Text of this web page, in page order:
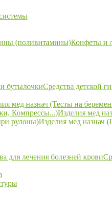
(поливитамины)Конфеты и
бутылочкиСредства детской
мед назнач (Тесты на
Компрессы...)Изделия мед
рулоны)Изделия мед назнач
для лечения болезней крови